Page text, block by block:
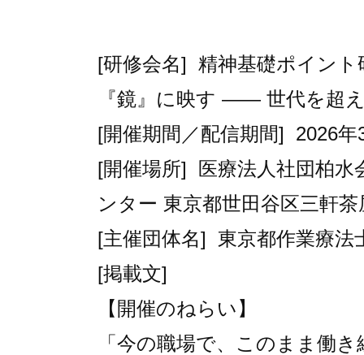
[研修会名] 精神基礎ポイン
『鏡』に映す ―― 世代を超
[開催期間／配信期間] 2026年
[開催場所] 医療法人社団柏水
ンター 東京都世田谷区三軒茶
[主催団体名] 東京都作業療法
[掲載文]
【開催のねらい】
「今の職場で、このまま働